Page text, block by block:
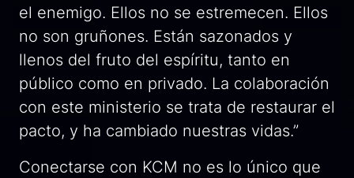
el enemigo. Ellos no se estremecen. Ellos
no son gruñones. Están sazonados y
llenos del fruto del espíritu, tanto en
público como en privado. La colaboración
con este ministerio se trata de restaurar el
pacto, y ha cambiado nuestras vidas.”
Conectarse con KCM no es lo único que